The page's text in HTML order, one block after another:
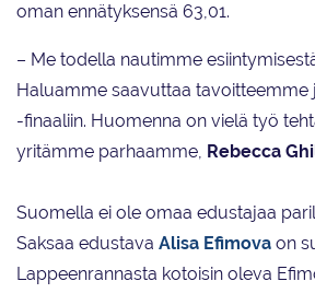
oman ennätyksensä 63,01.
– Me todella nautimme
Haluamme saavuttaa tavoitteemme
-finaaliin. Huomenna on vielä työ
yritämme parhaamme, Rebecca
Suomella ei ole omaa edustajaa
Saksaa edustava Alisa Efimova on
Lappeenrannasta kotoisin oleva